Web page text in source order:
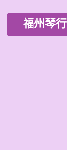
福州琴行